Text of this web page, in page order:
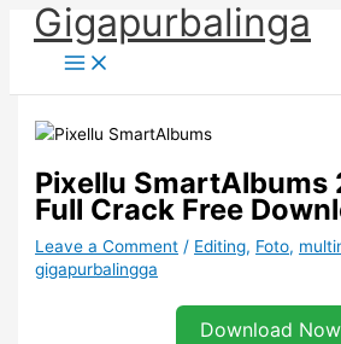
Skip
content
Gigapurbalinga
Pixellu SmartAlbums
Full Crack Free
Leave a Comment / Editing, Foto,
gigapurbalingga
Download Now